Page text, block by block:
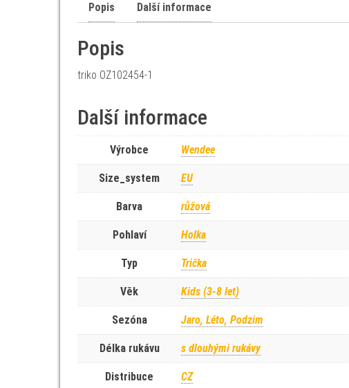
Popis Další informace
Popis
triko OZ102454-1
Další informace
Výrobce Wendee
Size_system EU
Barva růžová
Pohlaví Holka
Typ Trička
Věk Kids (3-8 let)
Sezóna Jaro, Léto, Podzim
Délka rukávu s dlouhými rukávy
Distribuce CZ